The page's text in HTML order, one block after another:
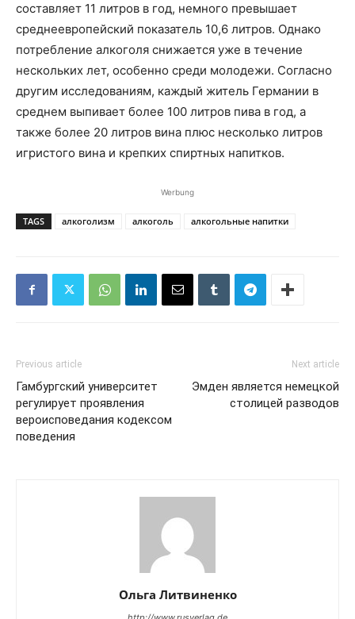
составляет 11 литров в год, немного превышает
среднеевропейский показатель 10,6 литров. Однако
потребление алкоголя снижается уже в течение
нескольких лет, особенно среди молодежи. Согласно
другим исследованиям, каждый житель Германии в
среднем выпивает более 100 литров пива в год, а
также более 20 литров вина плюс несколько литров
игристого вина и крепких спиртных напитков.
Werbung
TAGS алкоголизм алкоголь алкогольные напитки
Previous article
Гамбургский университет
регулирует проявления
вероисповедания кодексом
поведения
Next article
Эмден является немецкой
столицей разводов
Ольга Литвиненко